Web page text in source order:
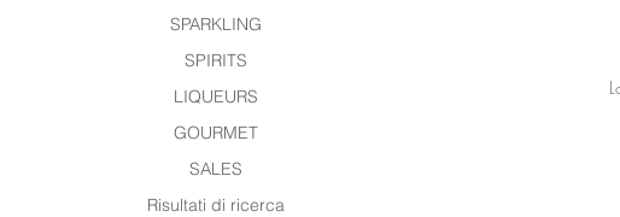
SPARKLING
SPIRITS
LIQUEURS
GOURMET
SALES
Risultati di ricerca